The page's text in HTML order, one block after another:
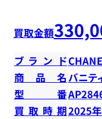
買取金額
ブランド
商品名バニテ
型番
買取時期2025